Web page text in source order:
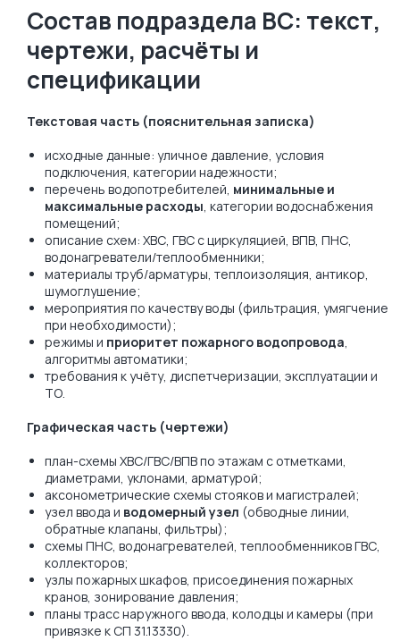
Состав подраздела ВС: текст,
чертежи, расчёты и
спецификации
Текстовая часть (пояснительная записка)
исходные данные: уличное давление, условия
подключения, категории надежности;
перечень водопотребителей, минимальные и
максимальные расходы, категории водоснабжения
помещений;
описание схем: ХВС, ГВС с циркуляцией, ВПВ, ПНС,
водонагреватели/теплообменники;
материалы труб/арматуры, теплоизоляция, антикор,
шумоглушение;
мероприятия по качеству воды (фильтрация, умягчение
при необходимости);
режимы и приоритет пожарного водопровода,
алгоритмы автоматики;
требования к учёту, диспетчеризации, эксплуатации и
ТО.
Графическая часть (чертежи)
план-схемы ХВС/ГВС/ВПВ по этажам с отметками,
диаметрами, уклонами, арматурой;
аксонометрические схемы стояков и магистралей;
узел ввода и водомерный узел (обводные линии,
обратные клапаны, фильтры);
схемы ПНС, водонагревателей, теплообменников ГВС,
коллекторов;
узлы пожарных шкафов, присоединения пожарных
кранов, зонирование давления;
планы трасс наружного ввода, колодцы и камеры (при
привязке к СП 31.13330).